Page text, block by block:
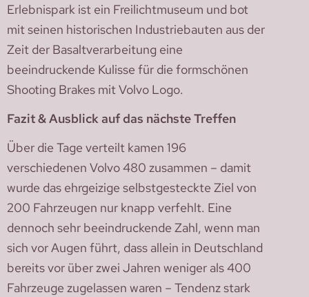
Erlebnispark ist ein Freilichtmuseum und bot
mit seinen historischen Industriebauten aus der
Zeit der Basaltverarbeitung eine
beeindruckende Kulisse für die formschönen
Shooting Brakes mit Volvo Logo.
Fazit & Ausblick auf das nächste Treffen
Über die Tage verteilt kamen 196
verschiedenen Volvo 480 zusammen – damit
wurde das ehrgeizige selbstgesteckte Ziel von
200 Fahrzeugen nur knapp verfehlt. Eine
dennoch sehr beeindruckende Zahl, wenn man
sich vor Augen führt, dass allein in Deutschland
bereits vor über zwei Jahren weniger als 400
Fahrzeuge zugelassen waren – Tendenz stark